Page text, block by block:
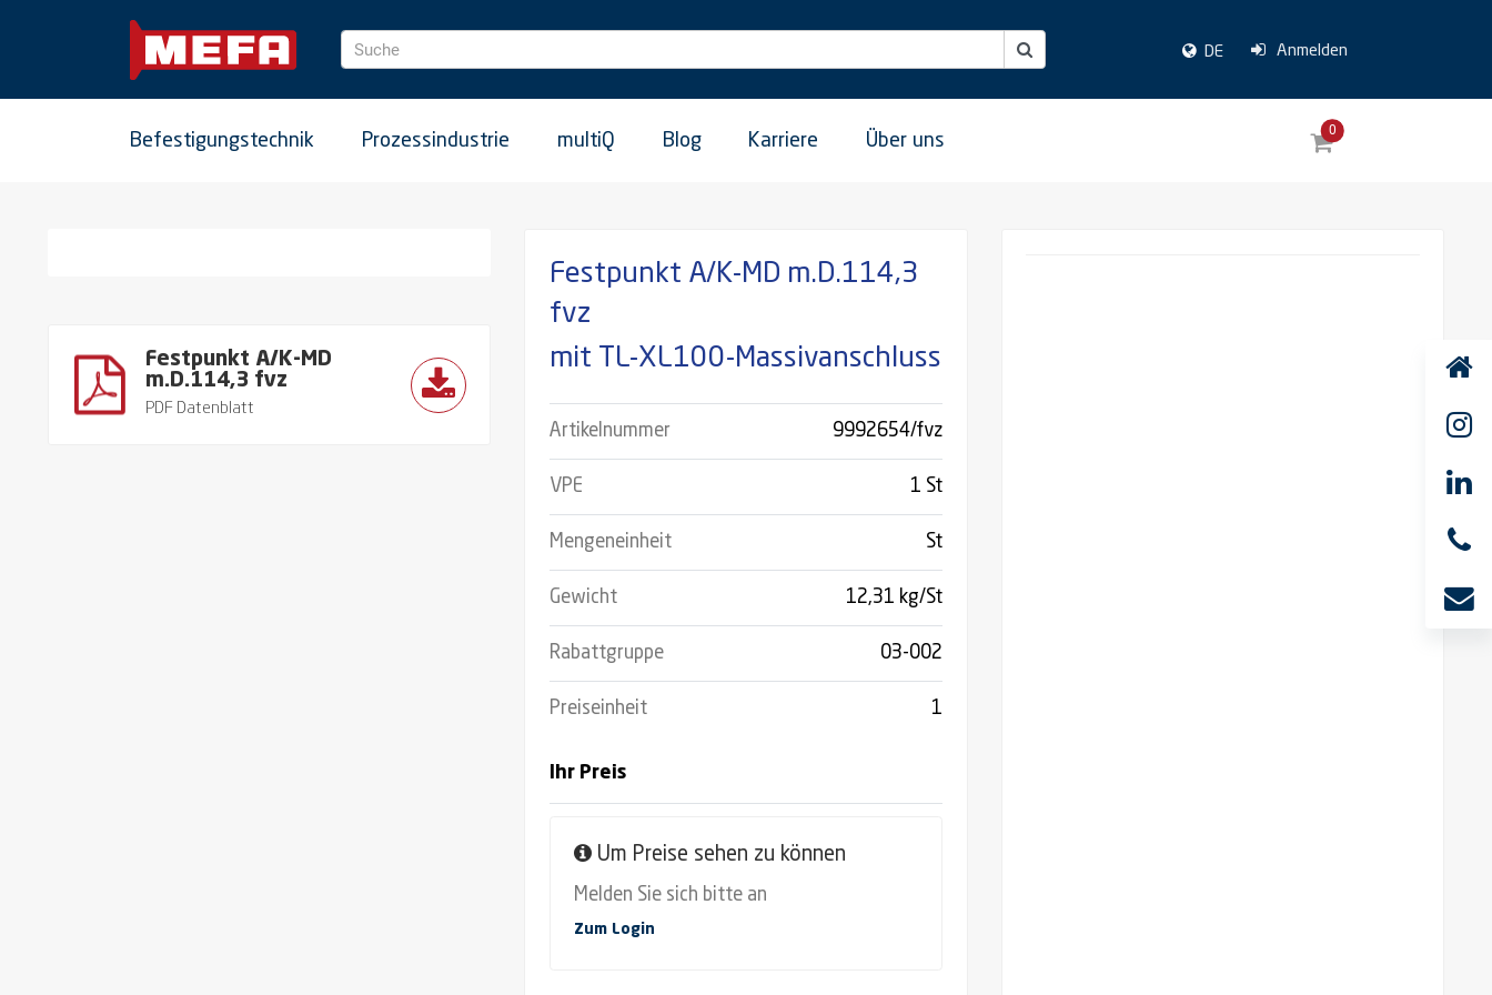
Suche DE Anmelden
0
Befestigungstechnik Prozessindustrie multiQ Blog Karriere Über uns
Festpunkt A/K-MD
m.D.114,3 fvz
PDF Datenblatt
Festpunkt A/K-MD m.D.114,3
fvz
mit TL-XL100-Massivanschluss
Artikelnummer 9992654/fvz
VPE 1 St
Mengeneinheit St
Gewicht 12,31 kg/St
Rabattgruppe 03-002
Preiseinheit 1
Ihr Preis
Um Preise sehen zu können
Melden Sie sich bitte an
Zum Login